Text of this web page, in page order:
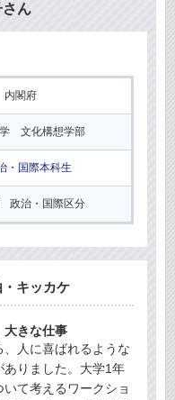
ん
内閣府
文化構想学部
・国際本科生
政治・国際区分
キッカケ
大きな仕事
人に喜ばれるような
りました。大学1年
て考えるワークショ